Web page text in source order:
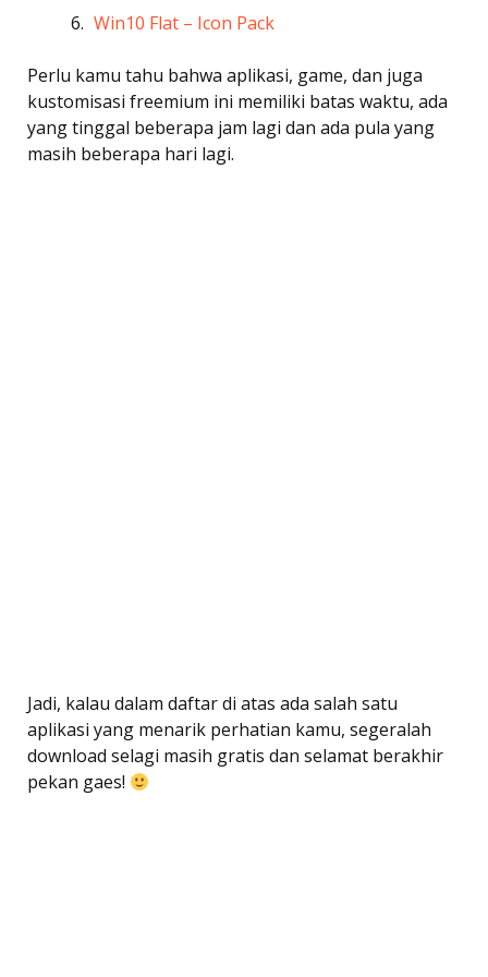
Win10 Flat – Icon Pack
Perlu kamu tahu bahwa aplikasi, game, dan juga
kustomisasi freemium ini memiliki batas waktu, ada
yang tinggal beberapa jam lagi dan ada pula yang
masih beberapa hari lagi.
Jadi, kalau dalam daftar di atas ada salah satu
aplikasi yang menarik perhatian kamu, segeralah
download selagi masih gratis dan selamat berakhir
pekan gaes!